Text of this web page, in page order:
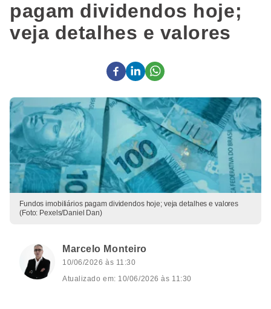
pagam dividendos hoje;
veja detalhes e valores
Fundos imobiliários pagam dividendos hoje; veja detalhes e valores
(Foto: Pexels/Daniel Dan)
Marcelo Monteiro
10/06/2026 às 11:30
Atualizado em: 10/06/2026 às 11:30